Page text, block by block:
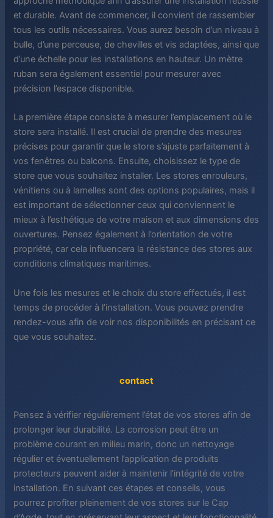
et durable. Avant de commencer, il convient de rassembler
tous les outils nécessaires. Vous aurez besoin d’un niveau à
bulle, d’une perceuse, de chevilles et vis adaptées, ainsi que
d’une échelle pour les installations en hauteur. Un mètre
ruban sera également essentiel pour mesurer avec
précision l’espace disponible.
La première étape consiste à mesurer l’emplacement où le
store sera installé. Il est crucial de prendre des mesures
précises pour garantir que le store s’ajuste parfaitement à
vos fenêtres ou balcons. Ensuite, choisissez le type de
store que vous souhaitez installer. Les stores enrouleurs,
vénitiens ou à lamelles sont des options populaires, mais il
est important de sélectionner ceux qui conviennent le
mieux à l’esthétique de votre maison et aux dimensions des
ouvertures. Pensez également à l’orientation de votre
propriété, car cela influencera la résistance des stores aux
conditions climatiques maritimes.
Une fois les mesures et le choix du store effectués, il est
temps de procéder à l’installation. Vous pouvez prendre
rendez-vous afin de voir nos disponibilités en précisant ce
que vous souhaitez.
contact
Pensez à vérifier régulièrement l’état de vos stores afin de
prolonger leur durabilité. La corrosion peut être un
problème courant en milieu marin, donc un nettoyage
régulier et éventuellement l’application de produits
protecteurs peuvent aider à maintenir l’intégrité de votre
installation. En suivant ces étapes et conseils, vous
pourrez profiter pleinement de vos stores sur le Cap